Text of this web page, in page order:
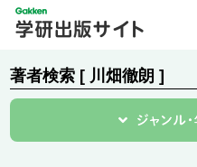
著者検索 [ 川畑徹朗 ]